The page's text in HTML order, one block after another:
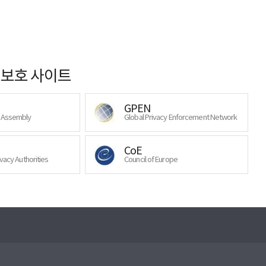
호 사이트
GPEN
Global Privacy Enforcement Network
Authorities
CoE
Council of Europe